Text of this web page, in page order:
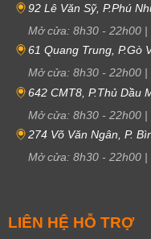
92 Lê Văn Sỹ, P.Phú
Mở cửa: 8h30 - 22h00 |
61 Quang Trung, P.Gò
Mở cửa: 8h30 - 22h00 |
642 CMT8, P.Thủ Dầu
Mở cửa: 8h30 - 22h00 |
274 Võ Văn Ngân, P.
Mở cửa: 8h30 - 22h00 |
LIÊN HỆ HỖ TRỢ